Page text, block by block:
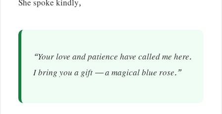
She spoke kindly,
“Your love and patience have called me here.
I bring you a gift — a magical blue rose.”